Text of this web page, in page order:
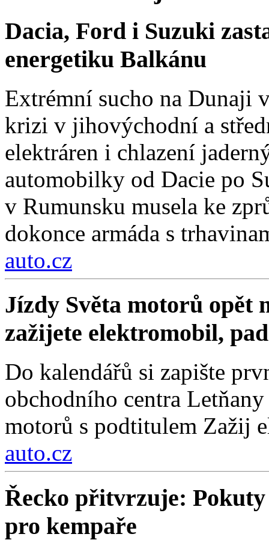
Dacia, Ford i Suzuki
energetiku Balkánu
Extrémní sucho na Dunaji
krizi v jihovýchodní a
elektráren i chlazení
automobilky od Dacie po
v Rumunsku musela ke
dokonce armáda s
auto.cz
Jízdy Světa motorů opět
zažijete elektromobil,
Do kalendářů si zapište
obchodního centra
motorů s podtitulem Zažij
auto.cz
Řecko přitvrzuje: Pokuty
pro kempaře